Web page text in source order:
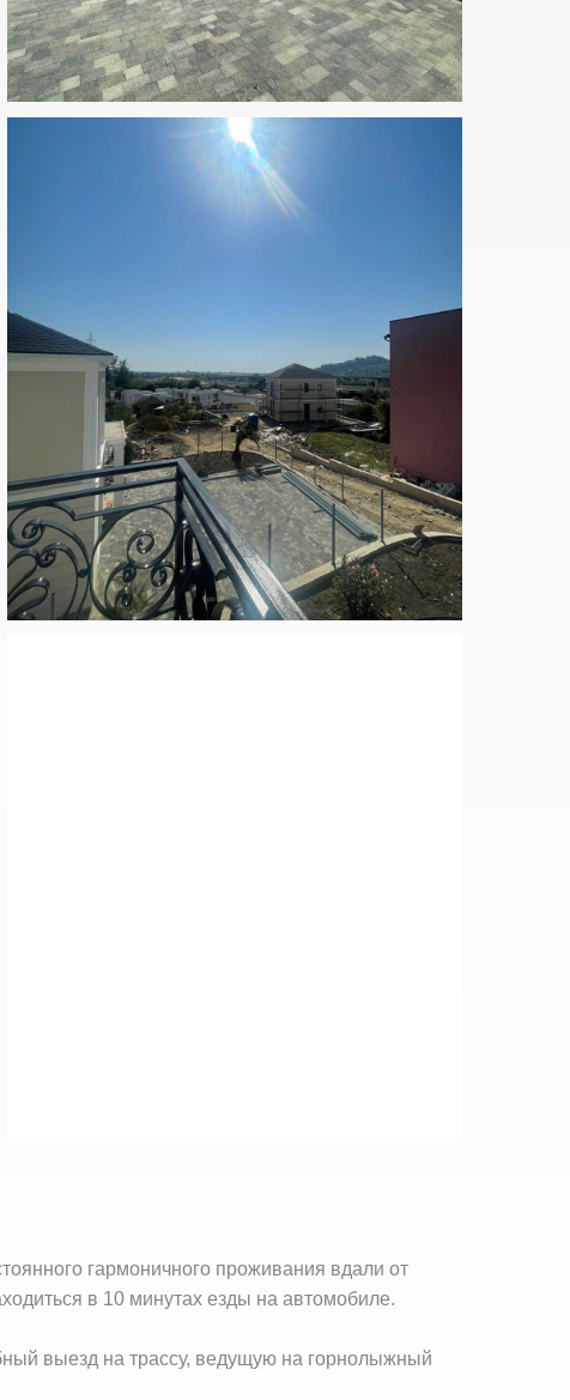
гармоничного проживания вдали от
в 10 минутах езды на автомобиле.
выезд на трассу, ведущую на горнолыжный